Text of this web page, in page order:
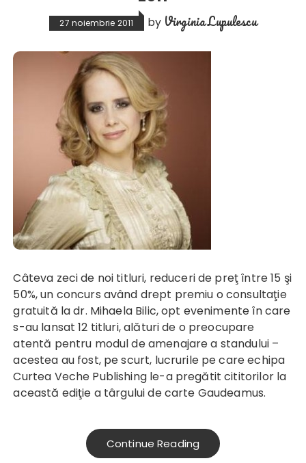
27 noiembrie 2011 by Virginia Lupulescu
Câteva zeci de noi titluri, reduceri de preţ între 15 şi
50%, un concurs având drept premiu o consultaţie
gratuită la dr. Mihaela Bilic, opt evenimente în care
s-au lansat 12 titluri, alături de o preocupare
atentă pentru modul de amenajare a standului –
acestea au fost, pe scurt, lucrurile pe care echipa
Curtea Veche Publishing le-a pregătit cititorilor la
această ediţie a târgului de carte Gaudeamus.
Continue Reading